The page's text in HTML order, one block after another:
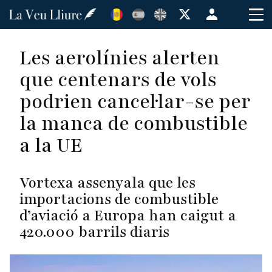
Vés
Menú
de
de
usuario
Les aerolínies alerten
que centenars de vols
podrien cancel·lar-se per
la manca de combustible
a la UE
Vortexa assenyala que les
importacions de combustible
d’aviació a Europa han caigut a
420.000 barrils diaris